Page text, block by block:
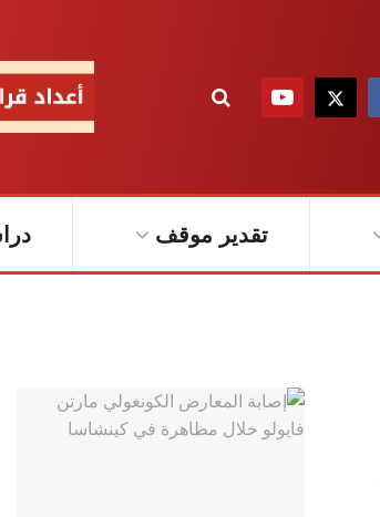
تقدير موقف